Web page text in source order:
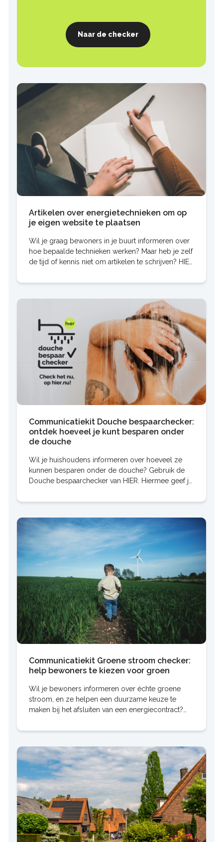
Naar de checker
Artikelen over energietechnieken om op
je eigen website te plaatsen
Wil je graag bewoners in je buurt informeren over
hoe bepaalde technieken werken? Maar heb je zelf
de tijd of kennis niet om artikelen te schrijven? HIER
Communicatiekit Douche bespaarchecker:
ontdek hoeveel je kunt besparen onder
de douche
Wil je huishoudens informeren over hoeveel ze
kunnen besparen onder de douche? Gebruik de
Douche bespaarchecker van HIER. Hiermee geef je
energie ze
Communicatiekit Groene stroom checker:
help bewoners te kiezen voor groen
Wil je bewoners informeren over échte groene
stroom, en ze helpen een duurzame keuze te
maken bij het afsluiten van een energiecontract?
Op deze pagina